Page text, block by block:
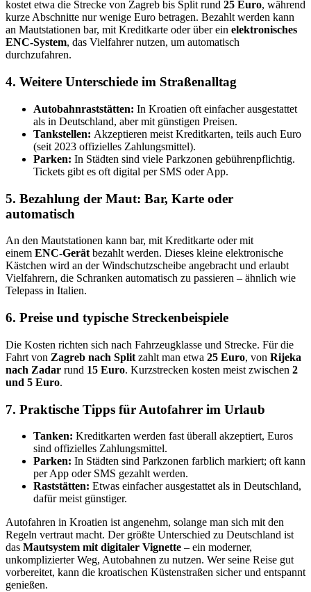
kostet etwa die Strecke von Zagreb bis Split rund 25 Euro, während
kurze Abschnitte nur wenige Euro betragen. Bezahlt werden kann
an Mautstationen bar, mit Kreditkarte oder über ein elektronisches
ENC-System, das Vielfahrer nutzen, um automatisch
durchzufahren.
4. Weitere Unterschiede im Straßenalltag
Autobahnraststätten: In Kroatien oft einfacher ausgestattet
als in Deutschland, aber mit günstigen Preisen.
Tankstellen: Akzeptieren meist Kreditkarten, teils auch Euro
(seit 2023 offizielles Zahlungsmittel).
Parken: In Städten sind viele Parkzonen gebührenpflichtig.
Tickets gibt es oft digital per SMS oder App.
5. Bezahlung der Maut: Bar, Karte oder
automatisch
An den Mautstationen kann bar, mit Kreditkarte oder mit
einem ENC-Gerät bezahlt werden. Dieses kleine elektronische
Kästchen wird an der Windschutzscheibe angebracht und erlaubt
Vielfahrern, die Schranken automatisch zu passieren – ähnlich wie
Telepass in Italien.
6. Preise und typische Streckenbeispiele
Die Kosten richten sich nach Fahrzeugklasse und Strecke. Für die
Fahrt von Zagreb nach Split zahlt man etwa 25 Euro, von Rijeka
nach Zadar rund 15 Euro. Kurzstrecken kosten meist zwischen 2
und 5 Euro.
7. Praktische Tipps für Autofahrer im Urlaub
Tanken: Kreditkarten werden fast überall akzeptiert, Euros
sind offizielles Zahlungsmittel.
Parken: In Städten sind Parkzonen farblich markiert; oft kann
per App oder SMS gezahlt werden.
Raststätten: Etwas einfacher ausgestattet als in Deutschland,
dafür meist günstiger.
Autofahren in Kroatien ist angenehm, solange man sich mit den
Regeln vertraut macht. Der größte Unterschied zu Deutschland ist
das Mautsystem mit digitaler Vignette – ein moderner,
unkomplizierter Weg, Autobahnen zu nutzen. Wer seine Reise gut
vorbereitet, kann die kroatischen Küstenstraßen sicher und entspannt
genießen.